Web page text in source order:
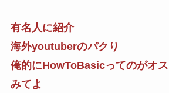
有名人に紹介
海外youtuberのパクり
俺的にHowToBasicってのがオ
みてよ